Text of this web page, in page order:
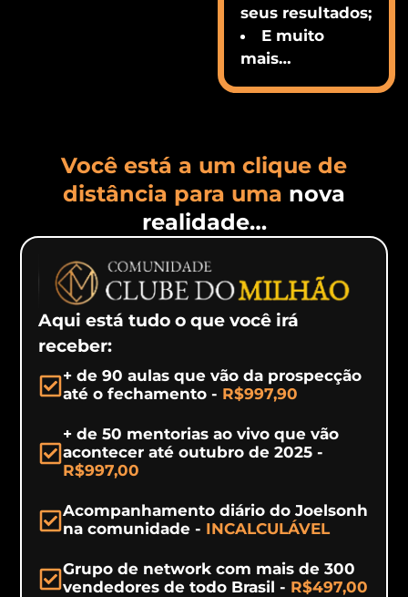
seus resultados;
E muito
mais…
Você está a um clique de
distância para uma nova
realidade…
Aqui estátudo o que você irá
receber:
+ de 90 aulas que vão da prospecção
até o fechamento - R$997,90
+ de 50 mentorias ao vivo que vão
acontecer até outubro de 2025 -
R$997,00
Acompanhamento diário do Joelsonh
na comunidade - INCALCULÁVEL
Grupo de network com mais de 300
vendedores de todo Brasil - R$497,00